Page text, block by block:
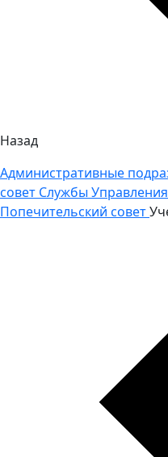
Назад
Административные
совет Службы Управления
Попечительский совет